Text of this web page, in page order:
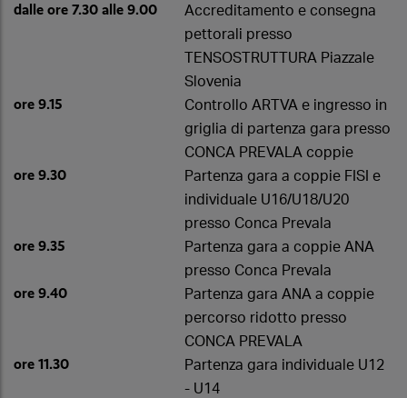
dalle ore 7.30 alle 9.00
Accreditamento e consegna
pettorali presso
TENSOSTRUTTURA Piazzale
Slovenia
ore 9.15
Controllo ARTVA e ingresso in
griglia di partenza gara presso
CONCA PREVALA coppie
ore 9.30
Partenza gara a coppie FISI e
individuale U16/U18/U20
presso Conca Prevala
ore 9.35
Partenza gara a coppie ANA
presso Conca Prevala
ore 9.40
Partenza gara ANA a coppie
percorso ridotto presso
CONCA PREVALA
ore 11.30
Partenza gara individuale U12
- U14